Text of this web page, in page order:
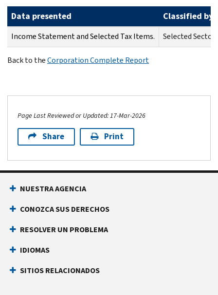
Data presented Classified by
Income Statement and Selected Tax Items. Selected
Back to theCorporation Complete Report
Page Last Reviewed or Updated: 17-Mar-2026
Share Print
NUESTRA AGENCIA
CONOZCA SUS DERECHOS
RESOLVER UN PROBLEMA
IDIOMAS
SITIOS RELACIONADOS